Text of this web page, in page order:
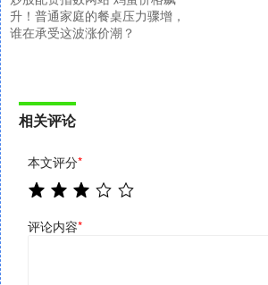
升！普通家庭的餐桌压力骤增，
谁在承受这波涨价潮？
相关评论
本文评分*
评论内容*